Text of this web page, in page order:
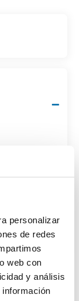
personalizar
de redes
web con
y análisis